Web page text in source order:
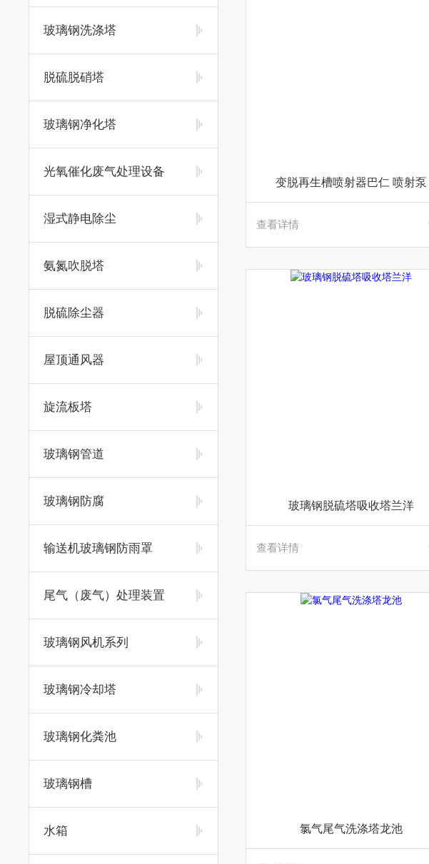
玻璃钢洗涤塔
脱硫脱硝塔
玻璃钢净化塔
光氧催化废气处理设备
湿式静电除尘
氨氮吹脱塔
脱硫除尘器
屋顶通风器
旋流板塔
玻璃钢管道
玻璃钢防腐
输送机玻璃钢防雨罩
尾气（废气）处理装置
玻璃钢风机系列
玻璃钢冷却塔
玻璃钢化粪池
玻璃钢槽
水箱
变脱再生槽喷射器巴仁 喷射泵
查看详情
玻璃钢脱硫塔吸收塔兰洋
查看详情
氯气尾气洗涤塔龙池